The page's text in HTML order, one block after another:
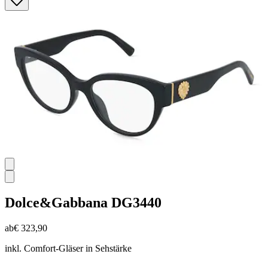
Sternen.
Dolce&Gabbana DG3440
ab€ 323,90
inkl. Comfort-Gläser in Sehstärke